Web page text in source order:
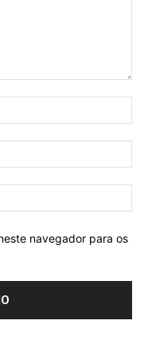
navegador para os